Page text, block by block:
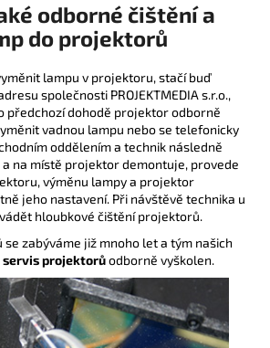
odborné čištění a
do projektorů
lampu v projektoru, stačí buď
společnosti PROJEKTMEDIA s.r.o.,
předchozí dohodě projektor odborně
vadnou lampu nebo se telefonicky
oddělením a technik následně
na místě projektor demontuje, provede
výměnu lampy a projektor
jeho nastavení. Při návštěvě technika u
hloubkové čištění projektorů.
zabýváme již mnoho let a tým našich
servis projektorůodborně vyškolen.